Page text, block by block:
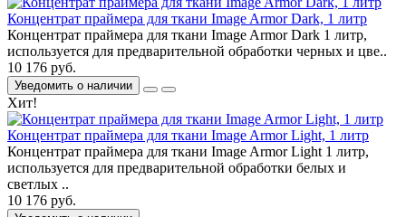
Концентрат праймера для ткани Image Armor Dark, 1 литр
Концентрат праймера для ткани Image Armor Dark 1 литр,
используется для предварительной обработки черных и цве..
10 176 руб.
Уведомить о наличии
Хит!
Концентрат праймера для ткани Image Armor Light, 1 литр
Концентрат праймера для ткани Image Armor Light 1 литр,
используется для предварительной обработки белых и
светлых ..
10 176 руб.